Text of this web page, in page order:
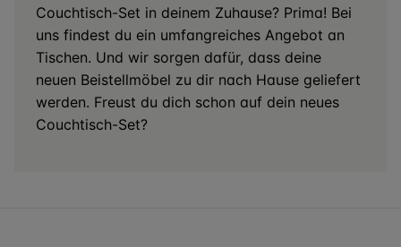
Couchtisch-Set in deinem Zuhause? Prima! Bei
uns findest du ein umfangreiches Angebot an
Tischen. Und wir sorgen dafür, dass deine
neuen Beistellmöbel zu dir nach Hause geliefert
werden. Freust du dich schon auf dein neues
Couchtisch-Set?